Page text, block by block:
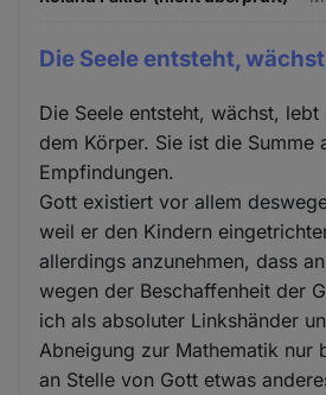
Die Seele entsteht,
Die Seele entsteht, wächst,
dem Körper. Sie ist die Summe
Empfindungen.
Gott existiert vor allem
weil er den Kindern
allerdings anzunehmen, dass
wegen der Beschaffenheit der
ich als absoluter Linkshänder
Abneigung zur Mathematik nur
an Stelle von Gott etwas